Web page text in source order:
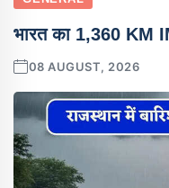
भारत का 1,360 KM
08 AUGUST, 2026